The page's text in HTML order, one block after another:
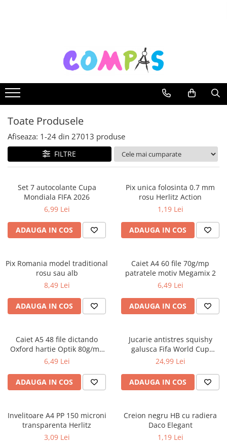
Noutăți Librăria Compas
Souvenir România
Rechizite școlare
Instrumente de scris
Pixuri
Stilouri școlare
Rollere și finelinere
Markere și textmarkere
Creioane mecanice
Creioane colorate
Creioane cerate
Carioci
Radiere
Corectoare și lipici
Mine și rezerve
Accesorii școlare
Etichete școlare
Carnete pentru elevi
Lupe și articole educative
Foarfece școlare
Globuri pământești
Umbrele pentru copii
Termosuri
Pahare și sticle pentru scoală
Toate Produsele
Afiseaza: 1-24 din 27013 produse
FILTRE
Set 7 autocolante Cupa
Mondiala FIFA 2026
6,99 Lei
ADAUGA IN COS
Pix unica folosinta 0.7 mm
rosu Herlitz Action
1,19 Lei
ADAUGA IN COS
Pix Romania model traditional
rosu sau alb
8,49 Lei
ADAUGA IN COS
Caiet A4 60 file 70g/mp
patratele motiv Megamix 2
6,49 Lei
ADAUGA IN COS
Caiet A5 48 file dictando
Oxford hartie Optik 80g/mp
motiv Touch Trend
6,49 Lei
ADAUGA IN COS
Jucarie antistres squishy
galusca Fifa World Cup
Edition
24,99 Lei
ADAUGA IN COS
Invelitoare A4 PP 150 microni
transparenta Herlitz
3,09 Lei
Creion negru HB cu radiera
Daco Elegant
1,19 Lei